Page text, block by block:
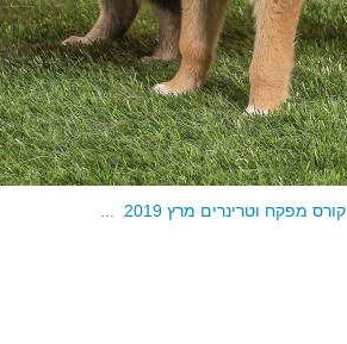
קורס מפקח וטרינרים מרץ 2019